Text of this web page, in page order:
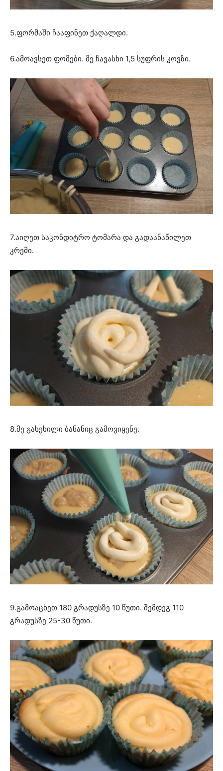
5.ფორმაში ჩააფინეთ ქაღალდი.
6.ამოავსეთ ფომები. მე ჩავასხი 1,5 სუფრის კოვზი.
7.აიღეთ საკონდიტრო ტომარა და გადაანაწილეთ
კრემი.
8.მე გახეხილი ბანანიც გამოვიყენე.
9.გამოაცხეთ 180 გრადუსზე 10 წუთი. შემდეგ 110
გრადუსზე 25-30 წუთი.